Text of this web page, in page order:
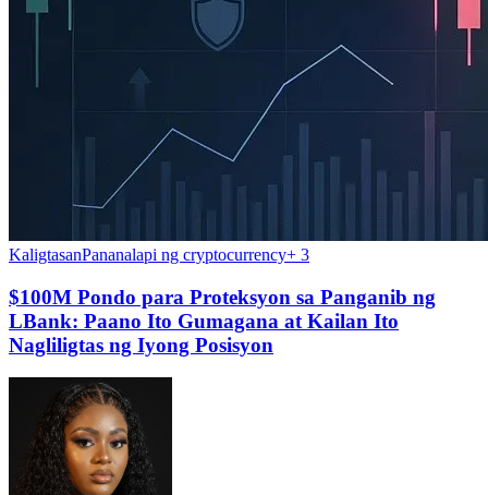
KaligtasanPananalapi ng cryptocurrency+ 3
$100M Pondo para Proteksyon sa Panganib ng
LBank: Paano Ito Gumagana at Kailan Ito
Nagliligtas ng Iyong Posisyon